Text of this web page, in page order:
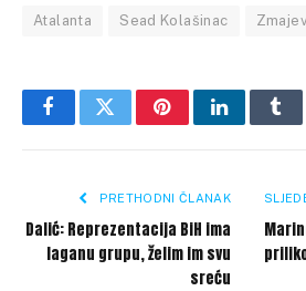
Atalanta Sead Kolašinac
FacebookTwitterPinterestLinkedIn
PRETHODNI ČLANAK
Dalić: Reprezentacija BiH ima
laganu grupu, želim im svu
sreću